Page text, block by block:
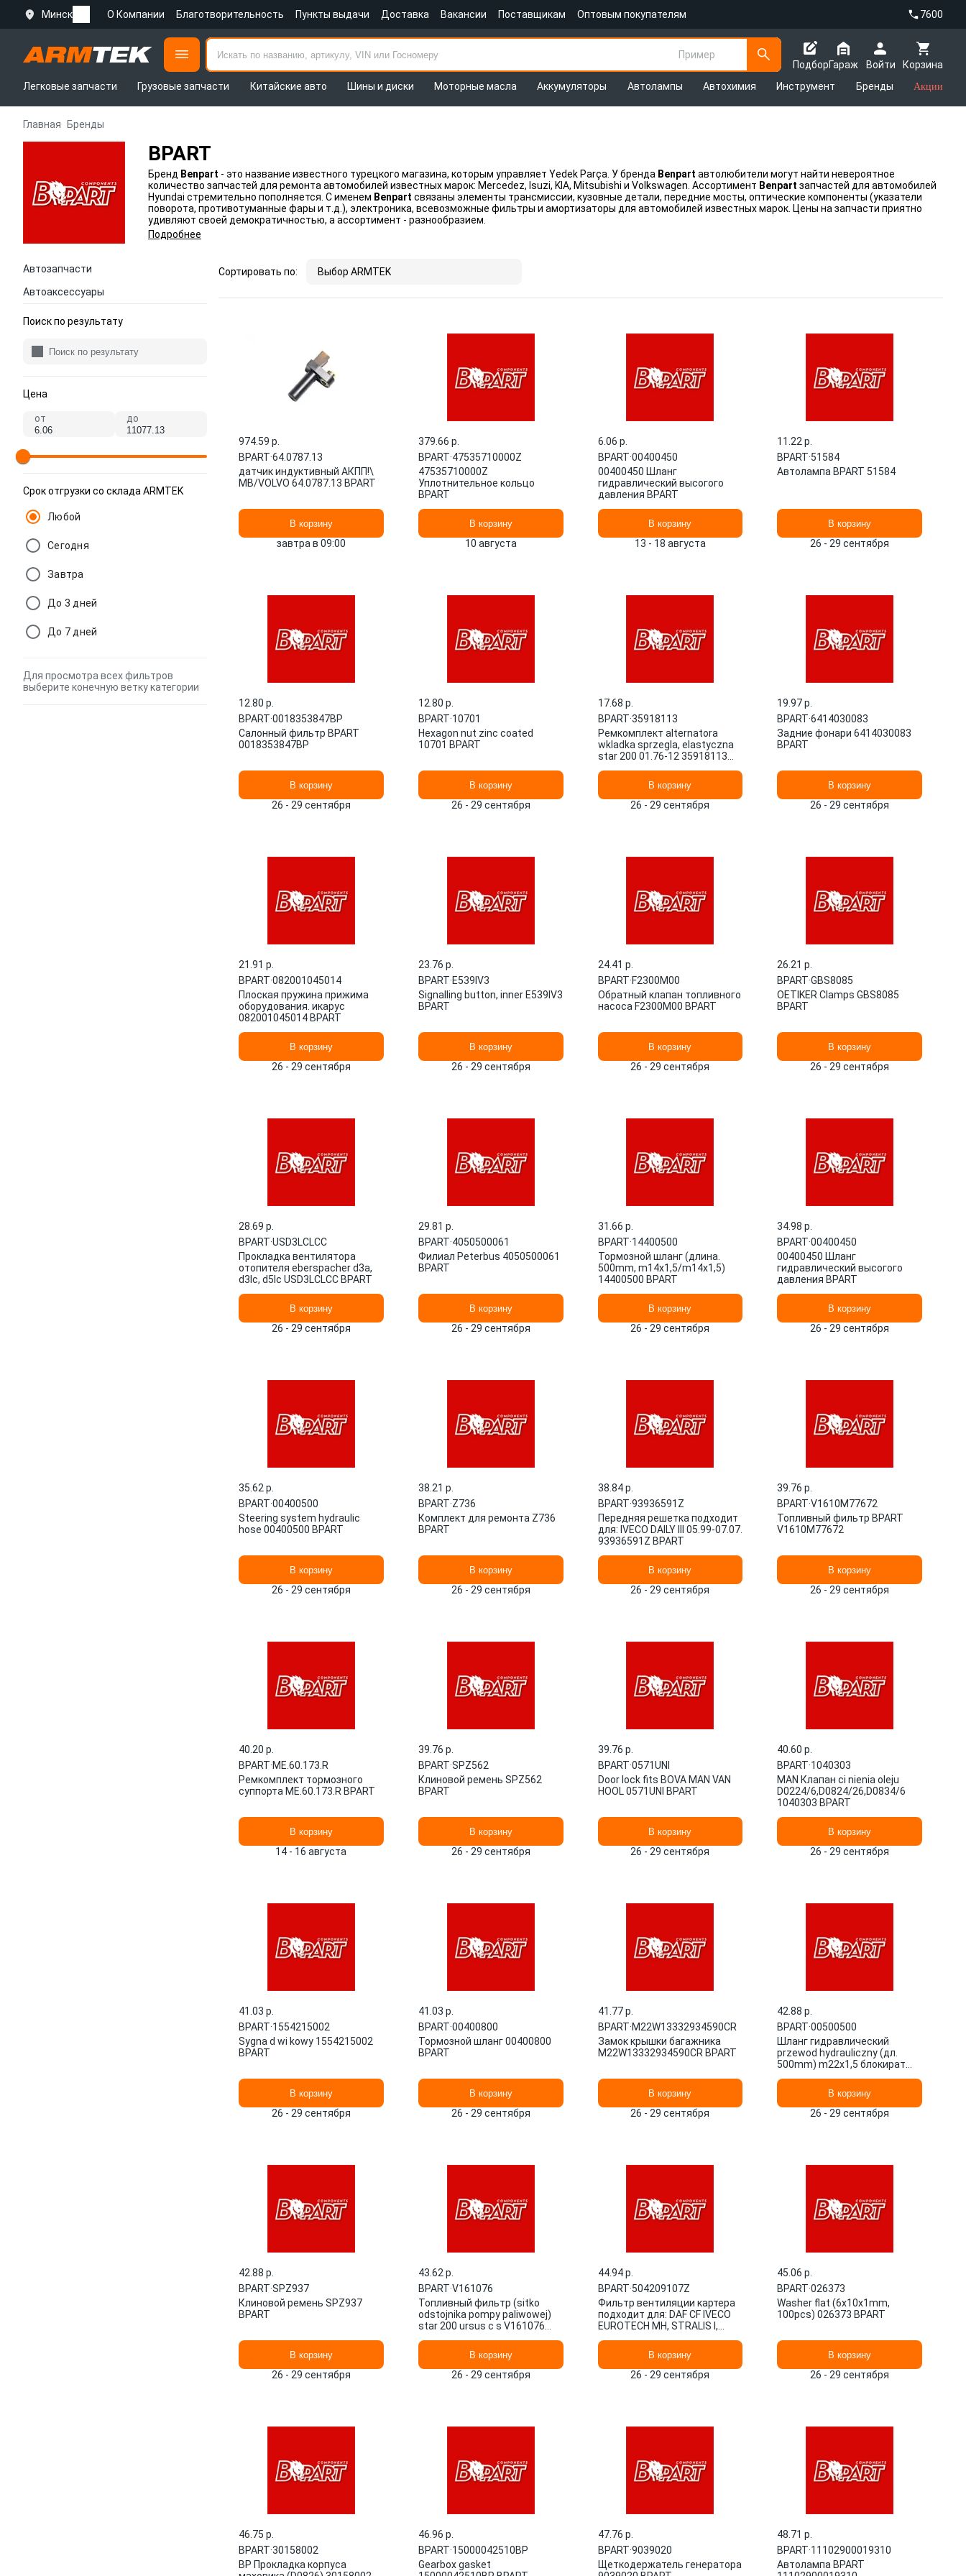
Минск О Компании Благотворительность Пункты выдачи Доставка Вакансии Поставщикам Оптовым покупателям 7600
Пример
Подбор
Корзина
Гараж
Войти
Легковые запчасти
Грузовые запчасти Китайские авто Шины и диски Моторные масла Аккумуляторы Автолампы Автохимия Инструмент Бренды Акции
Главная Бренды
BPART
Бренд Benpart - это название известного турецкого магазина, которым управляет Yedek Parça. У бренда Benpart автолюбители могут найти невероятное
количество запчастей для ремонта автомобилей известных марок: Mercedez, Isuzi, KIA, Mitsubishi и Volkswagen. Ассортимент Benpart запчастей для автомобилей
Hyundai стремительно пополняется. С именем Benpart связаны элементы трансмиссии, кузовные детали, передние мосты, оптические компоненты (указатели
поворота, противотуманные фары и т.д.), электроника, всевозможные фильтры и амортизаторы для автомобилей известных марок. Цены на запчасти приятно
удивляют своей демократичностью, а ассортимент - разнообразием.
Подробнее
Автозапчасти
Автоаксессуары
Поиск по результату
Цена
от до
Срок отгрузки со склада ARMTEK
Любой
Сегодня
Завтра
До 3 дней
До 7 дней
Для просмотра всех фильтров
выберите конечную ветку категории
Сортировать по: Выбор ARMTEK
974.59 p.
BPART·64.0787.13
датчик индуктивный АКПП!\
MB/VOLVO 64.0787.13 BPART
В корзину
завтра в 09:00
379.66 p.
BPART·47535710000Z
47535710000Z
Уплотнительное кольцо
BPART
В корзину
10 августа
6.06 p.
BPART·00400450
00400450 Шланг
гидравлический высогого
давления BPART
В корзину
13 - 18 августа
11.22 p.
BPART·51584
Автолампа BPART 51584
В корзину
26 - 29 сентября
12.80 p.
BPART·0018353847BP
Салонный фильтр BPART
0018353847BP
В корзину
26 - 29 сентября
12.80 p.
BPART·10701
Hexagon nut zinc coated
10701 BPART
В корзину
26 - 29 сентября
17.68 p.
BPART·35918113
Ремкомплект alternatora
wkladka sprzegla, elastyczna
star 200 01.76-12 35918113
В корзину
26 - 29 сентября
19.97 p.
BPART·6414030083
Задние фонари 6414030083
BPART
В корзину
26 - 29 сентября
21.91 p.
BPART·082001045014
Плоская пружина прижима
оборудования. икарус
082001045014 BPART
В корзину
26 - 29 сентября
23.76 p.
BPART·E539IV3
Signalling button, inner E539IV3
BPART
В корзину
26 - 29 сентября
24.41 p.
BPART·F2300M00
Обратный клапан топливного
насоса F2300M00 BPART
В корзину
26 - 29 сентября
26.21 p.
BPART·GBS8085
OETIKER Clamps GBS8085
BPART
В корзину
26 - 29 сентября
28.69 p.
BPART·USD3LCLCC
Прокладка вентилятора
отопителя eberspacher d3a,
d3lc, d5lc USD3LCLCC BPART
В корзину
26 - 29 сентября
29.81 p.
BPART·4050500061
Филиал Peterbus 4050500061
BPART
В корзину
26 - 29 сентября
31.66 p.
BPART·14400500
Тормозной шланг (длина.
500mm, m14x1,5/m14x1,5)
14400500 BPART
В корзину
26 - 29 сентября
34.98 p.
BPART·00400450
00400450 Шланг
гидравлический высогого
давления BPART
В корзину
26 - 29 сентября
35.62 p.
BPART·00400500
Steering system hydraulic
hose 00400500 BPART
В корзину
26 - 29 сентября
38.21 p.
BPART·Z736
Комплект для ремонта Z736
BPART
В корзину
26 - 29 сентября
38.84 p.
BPART·93936591Z
Передняя решетка подходит
для: IVECO DAILY III 05.99-07.07.
93936591Z BPART
В корзину
26 - 29 сентября
39.76 p.
BPART·V1610M77672
Топливный фильтр BPART
V1610M77672
В корзину
26 - 29 сентября
40.20 p.
BPART·ME.60.173.R
Ремкомплект тормозного
суппорта ME.60.173.R BPART
В корзину
14 - 16 августа
39.76 p.
BPART·SPZ562
Клиновой ремень SPZ562
BPART
В корзину
26 - 29 сентября
39.76 p.
BPART·0571UNI
Door lock fits BOVA MAN VAN
HOOL 0571UNI BPART
В корзину
26 - 29 сентября
40.60 p.
BPART·1040303
MAN Клапан ci nienia oleju
D0224/6,D0824/26,D0834/6
1040303 BPART
В корзину
26 - 29 сентября
41.03 p.
BPART·1554215002
Sygna d wi kowy 1554215002
BPART
В корзину
26 - 29 сентября
41.03 p.
BPART·00400800
Тормозной шланг 00400800
BPART
В корзину
26 - 29 сентября
41.77 p.
BPART·M22W13332934590CR
Замок крышки багажника
M22W13332934590CR BPART
В корзину
26 - 29 сентября
42.88 p.
BPART·00500500
Шланг гидравлический
przewod hydrauliczny (дл.
500mm) m22x1,5 блокират
В корзину
26 - 29 сентября
42.88 p.
BPART·SPZ937
Клиновой ремень SPZ937
BPART
В корзину
26 - 29 сентября
43.62 p.
BPART·V161076
Топливный фильтр (sitko
odstojnika pompy paliwowej)
star 200 ursus c s V161076
В корзину
26 - 29 сентября
44.94 p.
BPART·504209107Z
Фильтр вентиляции картера
подходит для: DAF CF IVECO
EUROTECH MH, STRALIS I,
504209107Z BPART
В корзину
26 - 29 сентября
45.06 p.
BPART·026373
Washer flat (6x10x1mm,
100pcs) 026373 BPART
В корзину
26 - 29 сентября
46.75 p.
BPART·30158002
BP Прокладка корпуса
46.96 p.
BPART·15000042510BP
Gearbox gasket
47.76 p.
BPART·9039020
Щеткодержатель генератора
48.71 p.
BPART·11102900019310
Автолампа BPART